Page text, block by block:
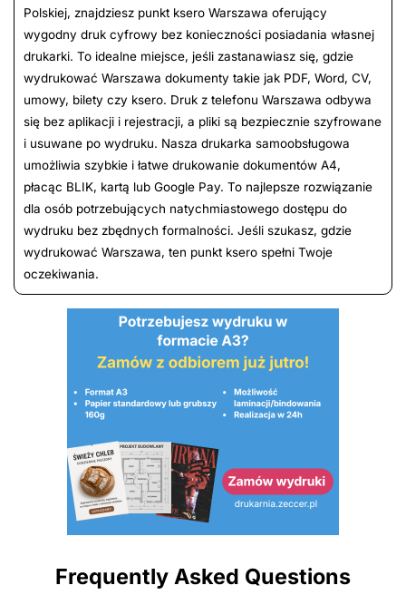
Polskiej, znajdziesz punkt ksero Warszawa oferujący
wygodny druk cyfrowy bez konieczności posiadania własnej
drukarki. To idealne miejsce, jeśli zastanawiasz się, gdzie
wydrukować Warszawa dokumenty takie jak PDF, Word, CV,
umowy, bilety czy ksero. Druk z telefonu Warszawa odbywa
się bez aplikacji i rejestracji, a pliki są bezpiecznie szyfrowane
i usuwane po wydruku. Nasza drukarka samoobsługowa
umożliwia szybkie i łatwe drukowanie dokumentów A4,
płacąc BLIK, kartą lub Google Pay. To najlepsze rozwiązanie
dla osób potrzebujących natychmiastowego dostępu do
wydruku bez zbędnych formalności. Jeśli szukasz, gdzie
wydrukować Warszawa, ten punkt ksero spełni Twoje
oczekiwania.
Frequently Asked Questions